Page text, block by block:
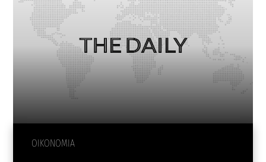
ΟΙΚΟΝΟΜΙΑ